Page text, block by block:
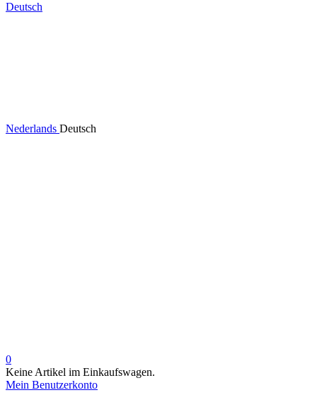
Deutsch
Nederlands Deutsch
0
Keine Artikel im Einkaufswagen.
Mein Benutzerkonto